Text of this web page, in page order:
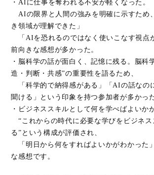
・AIに仕事を奪われる不安が軽くなった。
AIの限界と人間の強みを明確に示すため
き領域が理解できた」
「AIを恐れるのではなく使いこなす視点
前向きな感想が多かった。
・脳科学の話が面白く、記憶に残る。脳科
造・判断・共感”の重要性を語るため、
「科学的で納得感がある」「AIの話なの
聞ける」という印象を持つ参加者が多かった
・ビジネススキルとして何を学べばよいか
“これからの時代に必要な学びをビジネス
る”という構成が評価され、
「明日から何をすればよいかがわかった
な感想です。